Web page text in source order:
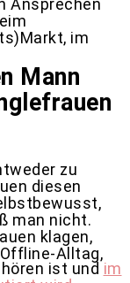
Ansprechen
im
Mann
zu
diesen
man nicht.
klagen,
Alltag,
ist und im